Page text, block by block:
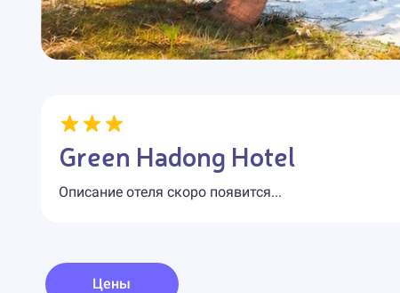
Green Hadong Hotel
Описание отеля скоро появится...
Цены